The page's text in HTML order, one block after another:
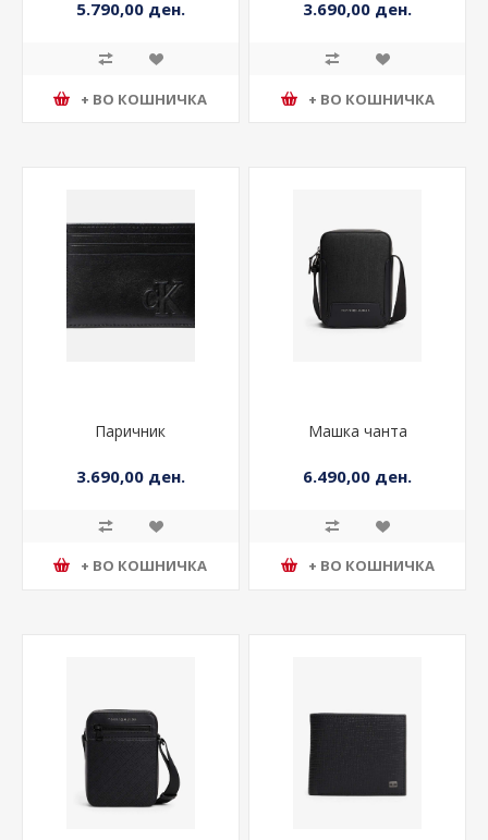
5.790,00 ден.
+ ВО КОШНИЧКА
3.690,00 ден.
+ ВО КОШНИЧКА
Паричник
3.690,00 ден.
+ ВО КОШНИЧКА
Машка чанта
6.490,00 ден.
+ ВО КОШНИЧКА